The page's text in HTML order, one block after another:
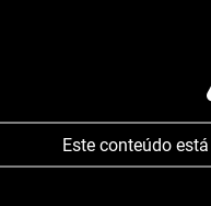
Este conteúdo